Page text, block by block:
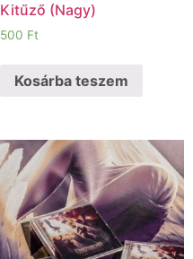
Kitűző (Nagy)
500 Ft
Kosárba teszem